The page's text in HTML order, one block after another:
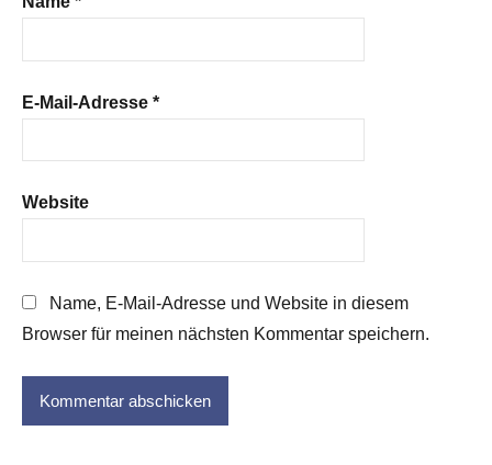
E-Mail-Adresse *
Website
Name, E-Mail-Adresse und Website in diesem
Browser für meinen nächsten Kommentar speichern.